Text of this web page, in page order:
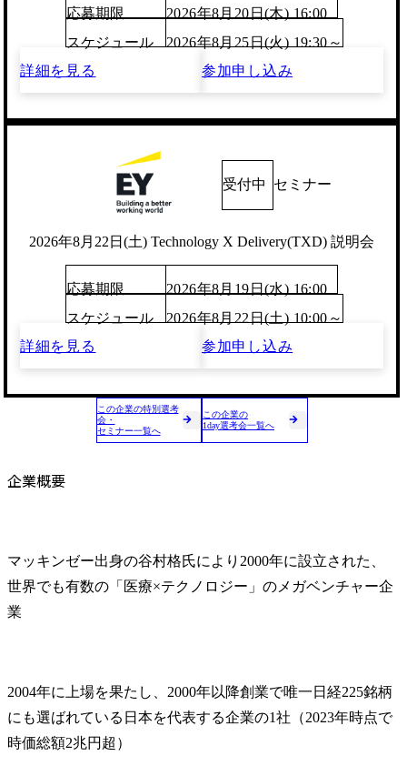
応募期限
2026年8月20日(木) 16:00
スケジュール
2026年8月25日(火) 19:30～
詳細を見る
参加申し込み
受付中 セミナー
2026年8月22日(土) Technology X Delivery(TXD) 説明会
応募期限
2026年8月19日(水) 16:00
スケジュール
2026年8月22日(土) 10:00～
詳細を見る
参加申し込み
この企業の特別選考
会・
セミナー一覧へ
この企業の
1day選考会一覧へ
企業概要
マッキンゼー出身の谷村格氏により2000年に設立された、
世界でも有数の「医療×テクノロジー」のメガベンチャー企
業
2004年に上場を果たし、2000年以降創業で唯一日経225銘柄
にも選ばれている日本を代表する企業の1社（2023年時点で
時価総額2兆円超）